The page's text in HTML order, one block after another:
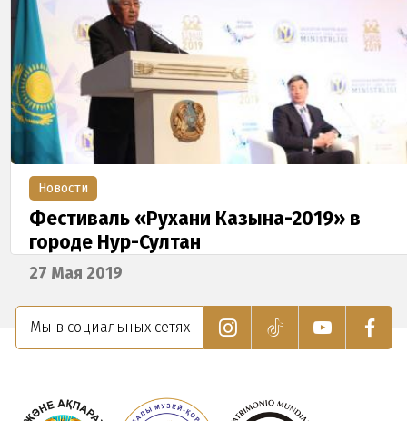
Новости
Фестиваль «Рухани Казына-2019» в
городе Нур-Султан
27 Мая 2019
Мы в социальных сетях